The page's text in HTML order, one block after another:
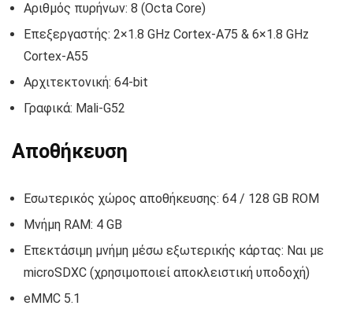
Αριθμός πυρήνων: 8 (Octa Core)
Επεξεργαστής: 2×1.8 GHz Cortex-A75 & 6×1.8 GHz
Cortex-A55
Αρχιτεκτονική: 64-bit
Γραφικά: Mali-G52
Αποθήκευση
Εσωτερικός χώρος αποθήκευσης: 64 / 128 GB ROM
Μνήμη RAM: 4 GB
Επεκτάσιμη μνήμη μέσω εξωτερικής κάρτας: Ναι με
microSDXC (χρησιμοποιεί αποκλειστική υποδοχή)
eMMC 5.1